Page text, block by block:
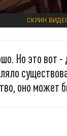
СКРИН
Но это вот
оно может